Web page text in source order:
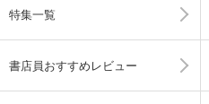
特集一覧
書店員おすすめレビュー